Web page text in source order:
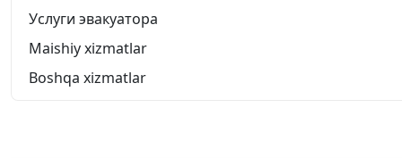
Услуги эвакуатора
Maishiy xizmatlar
Boshqa xizmatlar